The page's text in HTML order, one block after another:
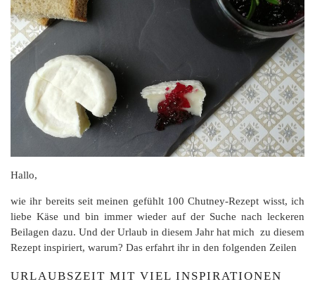
Hallo,
wie ihr bereits seit meinen gefühlt 100 Chutney-Rezept wisst, ich
liebe Käse und bin immer wieder auf der Suche nach leckeren
Beilagen dazu. Und der Urlaub in diesem Jahr hat mich zu diesem
Rezept inspiriert, warum? Das erfahrt ihr in den folgenden Zeilen
URLAUBSZEIT MIT VIEL INSPIRATIONEN